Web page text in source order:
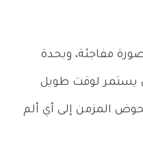
مفاجئة، وبحدة
يستمر لوقت طويل
المزمن إلى أي ألم